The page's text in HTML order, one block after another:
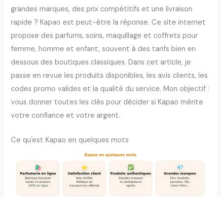
grandes marques, des prix compétitifs et une livraison
rapide ? Kapao est peut-être la réponse. Ce site internet
propose des parfums, soins, maquillage et coffrets pour
femme, homme et enfant, souvent à des tarifs bien en
dessous des boutiques classiques. Dans cet article, je
passe en revue les produits disponibles, les avis clients, les
codes promo valides et la qualité du service. Mon objectif :
vous donner toutes les clés pour décider si Kapao mérite
votre confiance et votre argent.
Ce qu'est Kapao en quelques mots